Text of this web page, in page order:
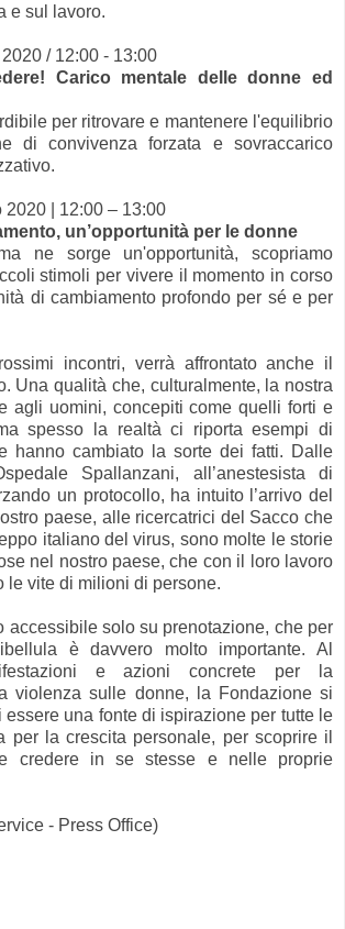
e sul lavoro.
/ 12:00 - 13:00
Carico mentale delle donne ed
per ritrovare e mantenere l'equilibrio
di convivenza forzata e sovraccarico
| 12:00 – 13:00
un’opportunità per le donne
ne sorge un'opportunità, scopriamo
stimoli per vivere il momento in corso
di cambiamento profondo per sé e per
incontri, verrà affrontato anche il
Una qualità che, culturalmente, la nostra
agli uomini, concepiti come quelli forti e
spesso la realtà ci riporta esempi di
hanno cambiato la sorte dei fatti. Dalle
Spallanzani, all’anestesista di
un protocollo, ha intuito l’arrivo del
paese, alle ricercatrici del Sacco che
italiano del virus, sono molte le storie
nel nostro paese, che con il loro lavoro
le vite di milioni di persone.
accessibile solo su prenotazione, che per
è davvero molto importante. Al
e azioni concrete per la
violenza sulle donne, la Fondazione si
essere una fonte di ispirazione per tutte le
per la crescita personale, per scoprire il
credere in se stesse e nelle proprie
- Press Office)